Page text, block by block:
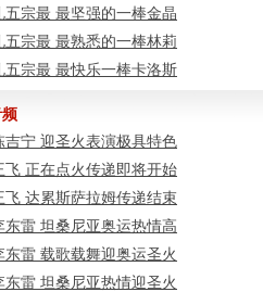
五宗最 最坚强的一棒金晶
五宗最 最熟悉的一棒林莉
五宗最 最快乐一棒卡洛斯
吉宁 迎圣火表演极具特色
飞 正在点火传递即将开始
飞 达累斯萨拉姆传递结束
东雷 坦桑尼亚奥运热情高
雷 载歌载舞迎奥运圣火
雷 坦桑尼亚热情迎圣火